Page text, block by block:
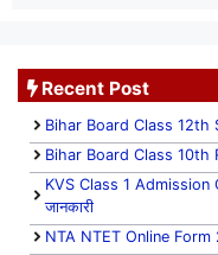
Recent Post
Bihar Board Class 12th
Bihar Board Class 10th
KVS Class 1 Admission
जानकारी
NTA NTET Online